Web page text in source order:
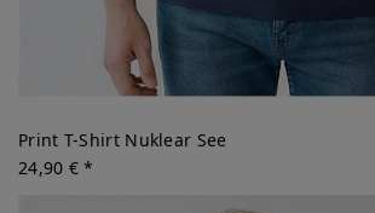
Print T-Shirt Nuklear See
24,90 € *